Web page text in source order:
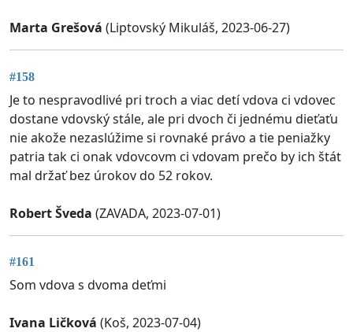
Marta Grešová (Liptovský Mikuláš, 2023-06-27)
#158
Je to nespravodlivé pri troch a viac detí vdova ci vdovec
dostane vdovský stále, ale pri dvoch či jednému dieťaťu
nie akože nezaslúžime si rovnaké právo a tie peniažky
patria tak ci onak vdovcovm ci vdovam prečo by ich štát
mal držať bez úrokov do 52 rokov.
Robert Šveda (ZAVADA, 2023-07-01)
#161
Som vdova s dvoma deťmi
Ivana Ličková (Koš, 2023-07-04)